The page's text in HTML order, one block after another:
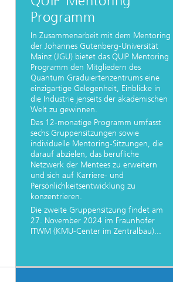
Programm
In Zusammenarbeit mit dem Mentoring
der Johannes Gutenberg-Universität
Mainz (JGU) bietet das QUIP Mentoring
Programm den Mitgliedern des
Quantum Graduiertenzentrums eine
einzigartige Gelegenheit, Einblicke in
die Industrie jenseits der akademischen
Welt zu gewinnen.
Das 12-monatige Programm umfasst
sechs Gruppensitzungen sowie
individuelle Mentoring-Sitzungen, die
darauf abzielen, das berufliche
Netzwerk der Mentees zu erweitern
und sich auf Karriere- und
Persönlichkeitsentwicklung zu
konzentrieren.
Die zweite Gruppensitzung findet am
27. November 2024 im Fraunhofer
ITWM (KMU-Center im Zentralbau)...